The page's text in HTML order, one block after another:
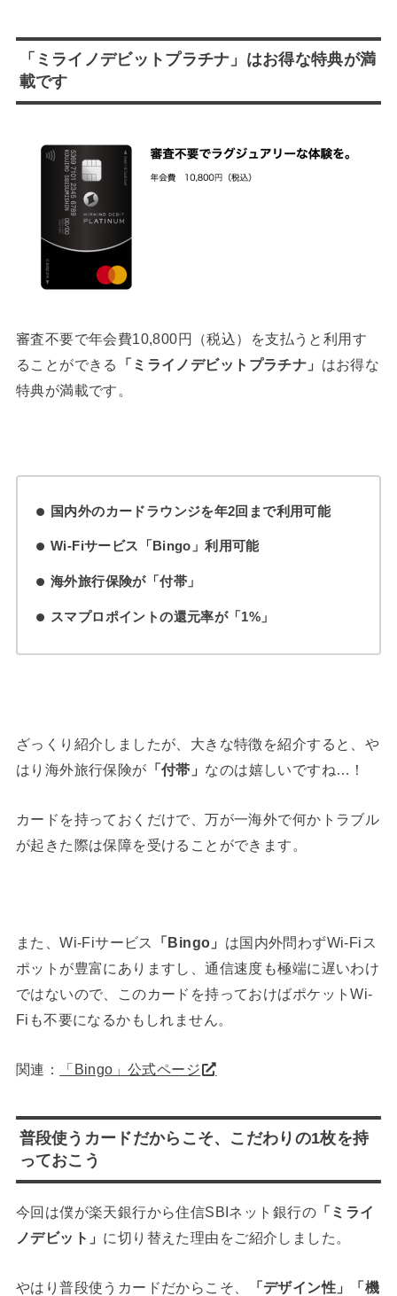
「ミライノデビットプラチナ」はお得な特典が満
載です
審査不要で年会費10,800円（税込）を支払うと利用す
ることができる
「ミライノデビットプラチナ」 はお得な
特典が満載です。
国内外のカードラウンジを年2回まで利用可能
Wi-Fiサービス「Bingo」利用可能
海外旅行保険が「付帯」
スマプロポイントの還元率が「1%」
ざっくり紹介しましたが、大きな特徴を紹介すると、や
はり海外旅行保険が 「付帯」 なのは嬉しいですね…！
カードを持っておくだけで、万が一海外で何かトラブル
が起きた際は保障を受けることができます。
また、Wi-Fiサービス 「Bingo」 は国内外問わずWi-Fiス
ポットが豊富にありますし、通信速度も極端に遅いわけ
ではないので、このカードを持っておけばポケットWi-
Fiも不要になるかもしれません。
関連： 「Bingo」公式ページ
普段使うカードだからこそ、こだわりの1枚を持
っておこう
今回は僕が楽天銀行から住信SBIネット銀行の「ミライ
ノデビット」 に切り替えた理由をご紹介しました。
やはり普段使うカードだからこそ、
「デザイン性」「機